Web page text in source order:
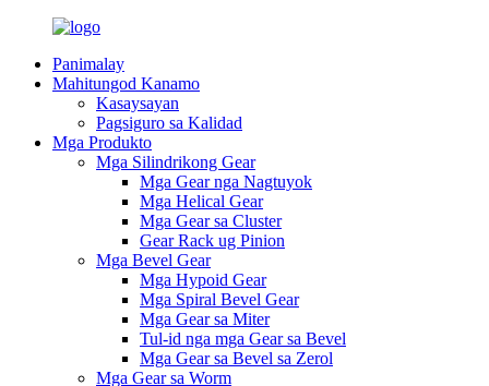
Panimalay
Mahitungod Kanamo
Kasaysayan
Pagsiguro sa Kalidad
Mga Produkto
Mga Silindrikong Gear
Mga Gear nga Nagtuyok
Mga Helical Gear
Mga Gear sa Cluster
Gear Rack ug Pinion
Mga Bevel Gear
Mga Hypoid Gear
Mga Spiral Bevel Gear
Mga Gear sa Miter
Tul-id nga mga Gear sa Bevel
Mga Gear sa Bevel sa Zerol
Mga Gear sa Worm